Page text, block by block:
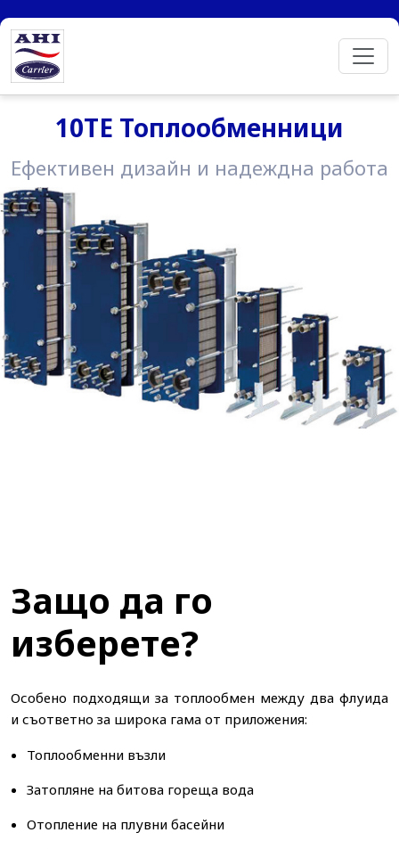
10TE Топлообменници
Ефективен дизайн и надеждна работа
Защо да го
изберете?
Особено подходящи за топлообмен между два флуида
и съответно за широка гама от приложения:
Топлообменни възли
Затопляне на битова гореща вода
Отопление на плувни басейни